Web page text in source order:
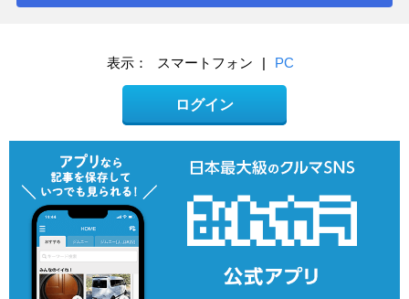
表示： スマートフォン | PC
ログイン